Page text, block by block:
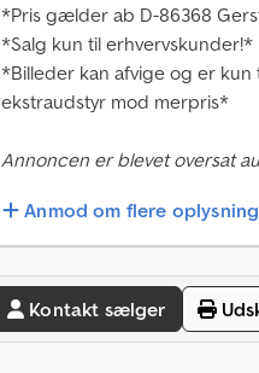
*Pris gælder ab D-86368
*Salg kun til erhvervskunder!*
*Billeder kan afvige og er
ekstraudstyr mod merpris*
Annoncen er blevet oversat
Anmod om flere
Kontakt sælger